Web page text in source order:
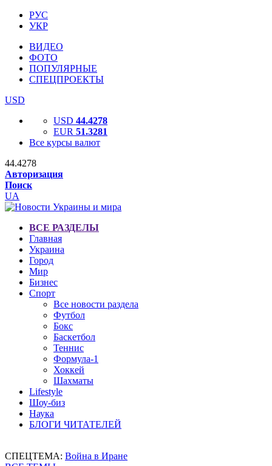
РУС
УКР
ВИДЕО
ФОТО
ПОПУЛЯРНЫЕ
СПЕЦПРОЕКТЫ
USD
USD 44.4278
EUR 51.3281
Все курсы валют
44.4278
Авторизация
Поиск
UA
ВСЕ РАЗДЕЛЫ
Главная
Украина
Город
Мир
Бизнес
Спорт
Все новости раздела
Футбол
Бокс
Баскетбол
Теннис
Формула-1
Хоккей
Шахматы
Lifestyle
Шоу-биз
Наука
БЛОГИ ЧИТАТЕЛЕЙ
СПЕЦТЕМА: Война в Иране